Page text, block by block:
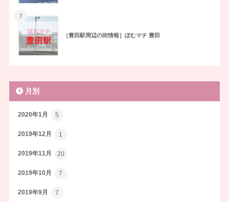
7
［豊田駅周辺の街情報］ぽむマチ 豊田
月別
2020年1月 5
2019年12月 1
2019年11月 20
2019年10月 7
2019年9月 7